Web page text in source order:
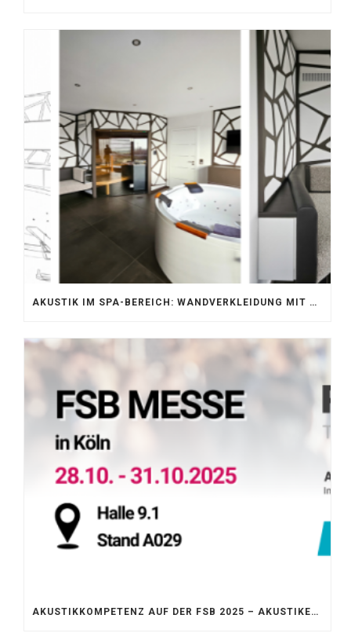
AKUSTIK IM SPA-BEREICH: WANDVERKLEIDUNG MIT SILENTPROTECT CORE
AKUSTIKKOMPETENZ AUF DER FSB 2025 – AKUSTIKELEMENTE FÜR DIE LEBENSRÄUME VON MORGEN